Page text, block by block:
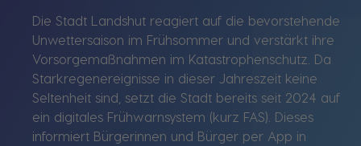
Die Stadt Landshut reagiert auf die bevorstehende
Unwettersaison im Frühsommer und verstärkt ihre
Vorsorgemaßnahmen im Katastrophenschutz. Da
Starkregenereignisse in dieser Jahreszeit keine
Seltenheit sind, setzt die Stadt bereits seit 2024 auf
ein digitales Frühwarnsystem (kurz FAS). Dieses
informiert Bürgerinnen und Bürger per App in